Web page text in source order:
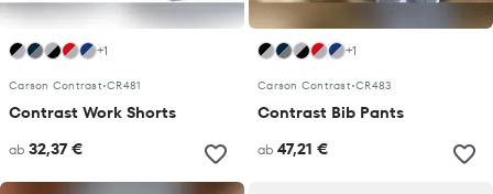
+1
Carson Contrast•CR481
Contrast Work Shorts
ab 32,37 €
+1
Carson Contrast•CR483
Contrast Bib Pants
ab 47,21 €